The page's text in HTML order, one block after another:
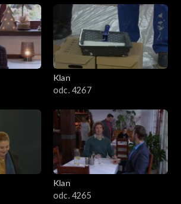
Klan
odc. 4267
Klan
odc. 4265